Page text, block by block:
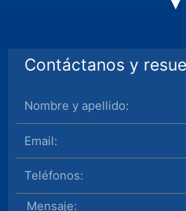
Contáctanos y
Mensaje